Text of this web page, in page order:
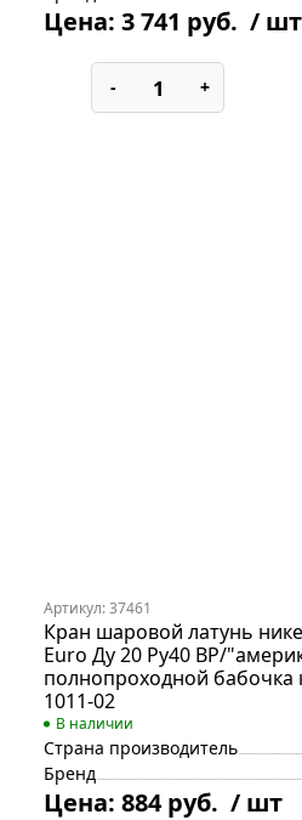
Цена: 3 741 руб. / шт
- +
Артикул: 37461
Кран шаровой латунь
Euro Ду 20 Ру40 ВР/
полнопроходной бабочка
1011-02
В наличии
Страна производитель
Бренд
Цена: 884 руб. / шт